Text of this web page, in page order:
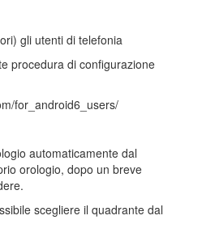
gli utenti di telefonia
procedura di configurazione
for_android6_users/
automaticamente dal
orologio, dopo un breve
scegliere il quadrante dal